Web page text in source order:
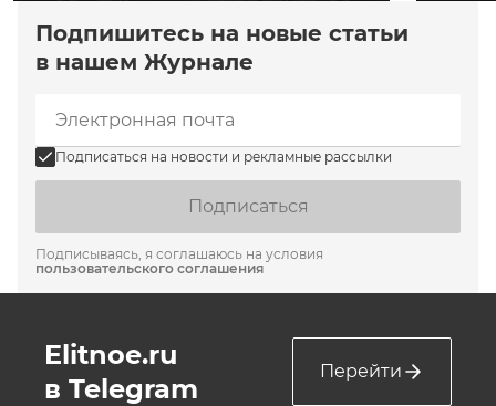
Подпишитесь на новые статьи
в нашем Журнале
Подписаться на новости и рекламные рассылки
Подписаться
Подписываясь, я соглашаюсь на условия
пользовательского соглашения
Elitnoe.ru
в Telegram
Перейти